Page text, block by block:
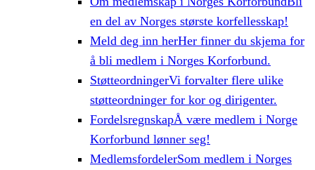
en del av Norges største korfellesskap!
Meld deg inn herHer finner du skjema for
å bli medlem i Norges Korforbund.
StøtteordningerVi forvalter flere ulike
støtteordninger for kor og dirigenter.
FordelsregnskapÅ være medlem i Norge
Korforbund lønner seg!
MedlemsfordelerSom medlem i Norges